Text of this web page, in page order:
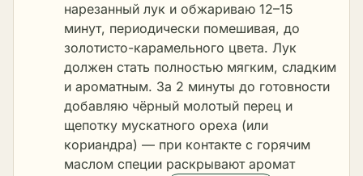
нарезанный лук и обжариваю 12–15
минут, периодически помешивая, до
золотисто-карамельного цвета. Лук
должен стать полностью мягким, сладким
и ароматным. За 2 минуты до готовности
добавляю чёрный молотый перец и
щепотку мускатного ореха (или
кориандра) — при контакте с горячим
маслом специи раскрывают аромат